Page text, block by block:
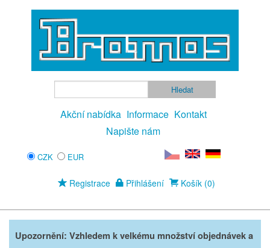
Akční nabídka Informace Kontakt
Napište nám
CZK EUR
Registrace Přihlášení Košík (0)
Upozornění: Vzhledem k velkému množství objednávek a